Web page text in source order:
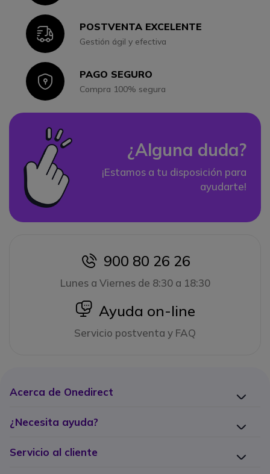
IconPOSTVENTA EXCELENTE
Gestión ágil y efectiva
IconPAGO SEGURO
Compra 100% segura
¿Alguna duda?
¡Estamos a tu disposición para
ayudarte!
icon
900 80 26 26
Lunes a Viernes de 8:30 a 18:30
icon
Ayuda on-line
Servicio postventa y FAQ
Acerca de Onedirect
¿Necesita ayuda?
Servicio al cliente